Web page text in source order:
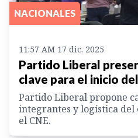
NACIONALES
11:57 AM 17 dic. 2025
Partido Liberal
clave para el inicio
Partido Liberal propone
integrantes y logística del
el CNE.